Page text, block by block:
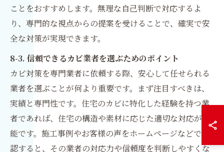
ことをおすすめします。無理な自己判断で対応するよ
り、専門的な視点からの提案を受けることで、確実で安
全な対策が実現できます。
8-3. 信頼できるカビ業者を選ぶためのポイント
カビ対策を専門業者に依頼する際、安心して任せられる
業者を選ぶことが何より重要です。まず注目すべきは、
実績と専門性です。住宅のカビに特化した経験を持つ業
者であれば、住宅の構造や素材に応じた適切な対応が可
能です。施工事例やお客様の声をホームページなどで確
認すると、その業者の対応力や信頼度を判断しやすくな